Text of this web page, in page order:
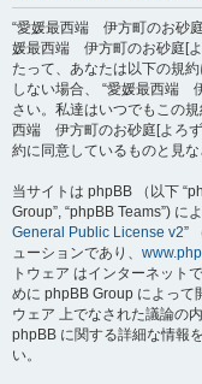
“愛媛最西端 伊方町のお砂庭[
媛最西端 伊方町のお砂庭[よ
たって、あなたは以下の規
しない場合、 “愛媛最西端
さい。私達はいつでもこの
西端 伊方町のお砂庭[よろ
約に同意しているものと見な
当サイトは phpBB （以下
Group”, “phpBB Teams”) に
General Public License v2”
ューションであり、
トウェア はインターネット
めに phpBB Group によって
ウェア 上でなされた議論の
phpBB に関する詳細な情報
い。